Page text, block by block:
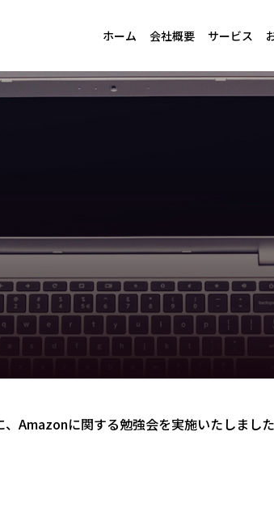
ホーム 会社概要 サービス
Amazonに関する勉強会を実施いたしました